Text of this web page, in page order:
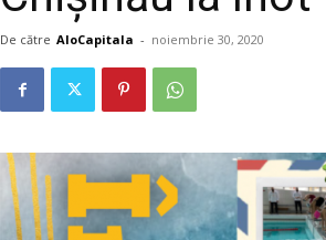
De către AloCapitala - noiembrie 30, 2020